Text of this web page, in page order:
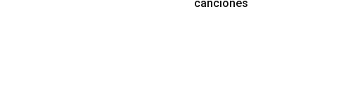
canciones